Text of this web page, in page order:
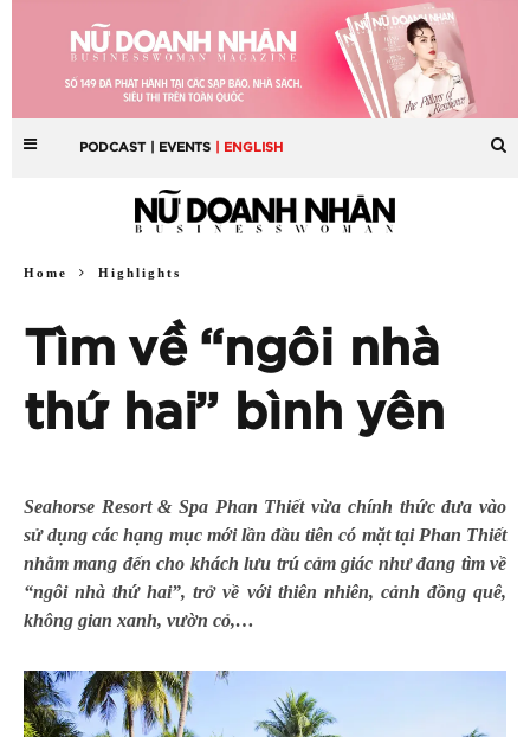
PODCAST | EVENTS | ENGLISH
Home Highlights
Tìm về “ngôi nhà
thứ hai” bình yên
Seahorse Resort & Spa Phan Thiếtvừa chính thức đưa vào
sử dụng các hạng mục mới lần đầu tiên có mặt tại Phan Thiết
nhằm mang đến cho khách lưu trú cảm giác như đang tìm về
“ngôi nhà thứ hai”, trở về với thiên nhiên, cảnh đồng quê,
không gian xanh, vườn cỏ,…